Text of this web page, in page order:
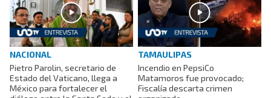
NACIONAL
Pietro Parolin, secretario de
Estado del Vaticano, llega a
México para fortalecer el
TAMAULIPAS
Incendio en PepsiCo
Matamoros fue provocado;
Fiscalía descarta crimen